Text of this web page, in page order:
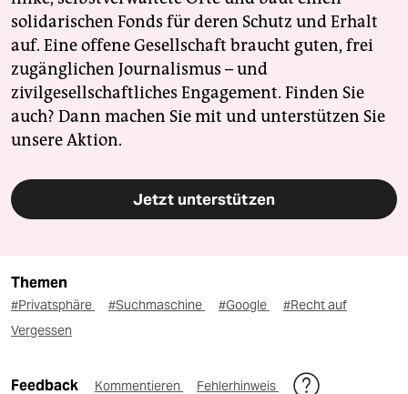
solidarischen Fonds für deren Schutz und Erhalt
auf. Eine offene Gesellschaft braucht guten, frei
zugänglichen Journalismus – und
zivilgesellschaftliches Engagement. Finden Sie
auch? Dann machen Sie mit und unterstützen Sie
unsere Aktion.
Jetzt unterstützen
Themen
#Privatsphäre #Suchmaschine #Google
#Recht auf
Vergessen
Feedback Kommentieren Fehlerhinweis